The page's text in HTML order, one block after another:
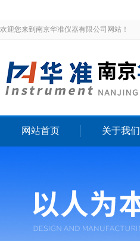
欢迎您来到南京华准仪器有限公司网站！
网站首页 关于我们